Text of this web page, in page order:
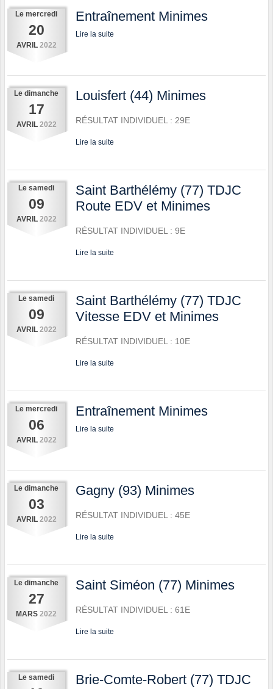
Le mercredi
20
AVRIL 2022
Entraînement Minimes
Lire la suite
Le dimanche
17
AVRIL 2022
Louisfert (44) Minimes
RÉSULTAT INDIVIDUEL : 29E
Lire la suite
Le samedi
09
AVRIL 2022
Saint Barthélémy (77) TDJC
Route EDV et Minimes
RÉSULTAT INDIVIDUEL : 9E
Lire la suite
Le samedi
09
AVRIL 2022
Saint Barthélémy (77) TDJC
Vitesse EDV et Minimes
RÉSULTAT INDIVIDUEL : 10E
Lire la suite
Le mercredi
06
AVRIL 2022
Entraînement Minimes
Lire la suite
Le dimanche
03
AVRIL 2022
Gagny (93) Minimes
RÉSULTAT INDIVIDUEL : 45E
Lire la suite
Le dimanche
27
MARS 2022
Saint Siméon (77) Minimes
RÉSULTAT INDIVIDUEL : 61E
Lire la suite
Le samedi
Brie-Comte-Robert (77) TDJC